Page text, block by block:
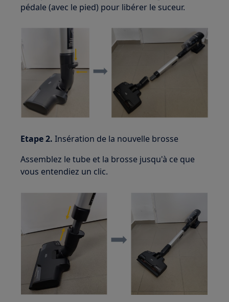
pédale (avec le pied) pour libérer le suceur.
Etape 2.Insération de la nouvelle brosse
Assemblez le tube et la brosse jusqu'à ce que
vous entendiez un clic.